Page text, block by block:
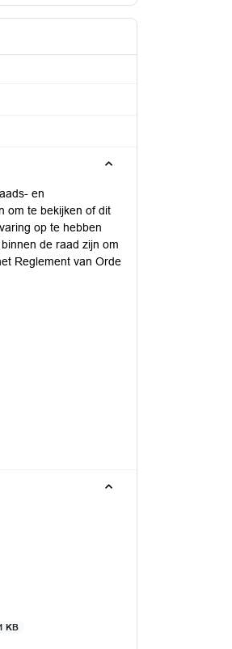
en
om te bekijken of dit
op te hebben
de raad zijn om
Reglement van Orde
KB